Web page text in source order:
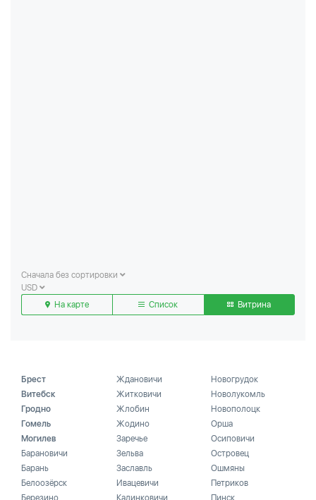
Сначала без сортировки
USD
На карте
Список Витрина
Брест
Витебск
Гродно
Гомель
Могилев
Барановичи
Барань
Белоозёрск
Березино
Ждановичи
Житковичи
Жлобин
Жодино
Заречье
Зельва
Заславль
Ивацевичи
Калинковичи
Новогрудок
Новолукомль
Новополоцк
Орша
Осиповичи
Островец
Ошмяны
Петриков
Пинск